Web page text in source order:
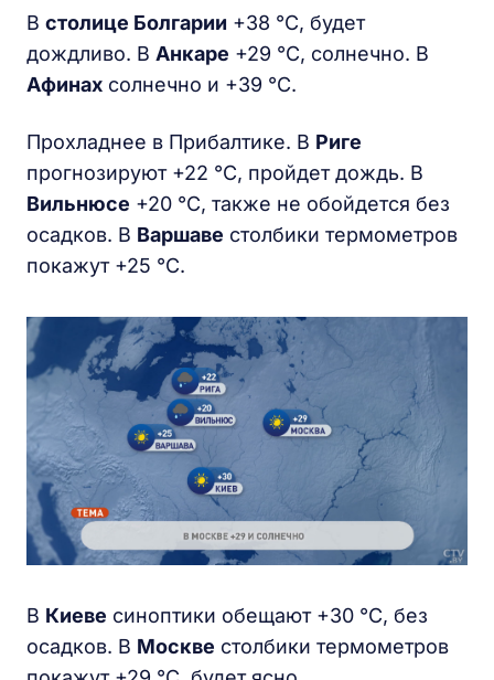
В столице Болгарии +38 °С, будет
дождливо. В Анкаре +29 °С, солнечно. В
Афинах солнечно и +39 °С.
Прохладнее в Прибалтике. В Риге
прогнозируют +22 °С, пройдет дождь. В
Вильнюсе +20 °С, также не обойдется без
осадков. В Варшаве столбики термометров
покажут +25 °С.
В Киеве синоптики обещают +30 °С, без
осадков. В Москве столбики термометров